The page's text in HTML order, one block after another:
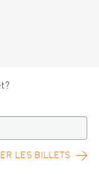
LES BILLETS